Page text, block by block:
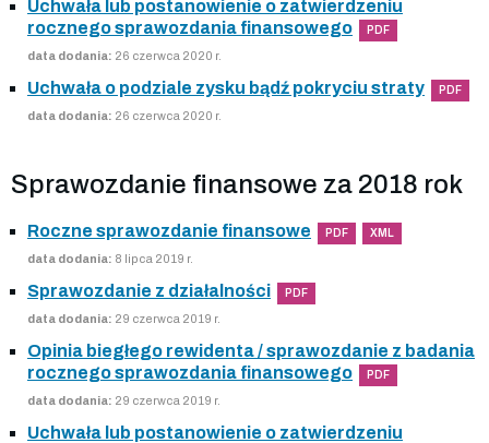
Uchwała lub postanowienie o zatwierdzeniu
rocznego sprawozdania finansowego
PDF
data dodania: 26 czerwca 2020 r.
Uchwała o podziale zysku bądź pokryciu straty PDF
data dodania: 26 czerwca 2020 r.
Sprawozdanie finansowe za 2018 rok
Roczne sprawozdanie finansowe PDF XML
data dodania: 8 lipca 2019 r.
Sprawozdanie z działalności PDF
data dodania: 29 czerwca 2019 r.
Opinia biegłego rewidenta / sprawozdanie z badania
rocznego sprawozdania finansowego
PDF
data dodania: 29 czerwca 2019 r.
Uchwała lub postanowienie o zatwierdzeniu